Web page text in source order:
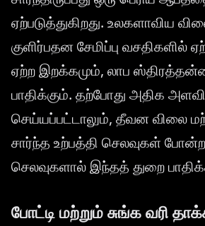
ஏற்படுத்துகிறது. உலகளாவிய
குளிர்பதன சேமிப்பு வசதிகளில்
ஏற்ற இறக்கமும், லாப
பாதிக்கும். தற்போது அதிக
செய்யப்பட்டாலும், தீவன விலை
சார்ந்த உற்பத்தி செலவுகள்
செலவுகளால் இந்தத் துறை
போட்டி மற்றும் சுங்க வரி